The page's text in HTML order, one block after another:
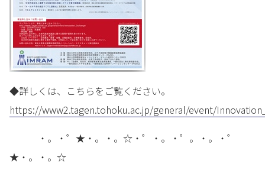
◆詳しくは、こちらをご覧ください。
https://www2.tagen.tohoku.ac.jp/general/event/
・。・゜★・。・。☆・゜・。・゜。・。・゜
★・。・。☆